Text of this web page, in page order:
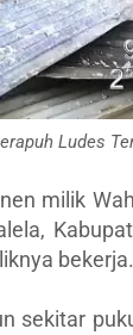
Ludes
milik
bekerja.
sekitar